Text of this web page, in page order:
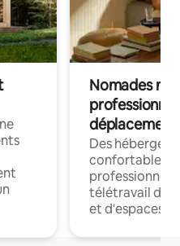
Nomades
déplacement
Des
confortables
professionnels
télétravail
et d'espaces